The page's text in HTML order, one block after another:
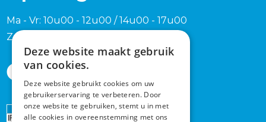
Ma - Vr: 10u00 - 12u00 / 14u00 - 17u00
Zaterdag en zondag na afspraak
Erkend
Deze website maakt gebruik
van cookies.
Deze website gebruikt cookies om uw
gebruikerservaring te verbeteren. Door
onze website te gebruiken, stemt u in met
alle cookies in overeenstemming met ons